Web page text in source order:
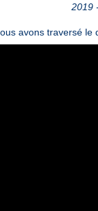
2019
avons traversé le